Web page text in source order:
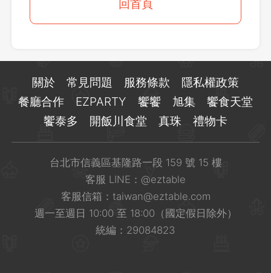
回首頁
登出
關於 常見問題 服務條款
隱私權政策
餐廳合作
EZPARTY 饗饗 旭集
饗食天堂
饗泰多
開飯川食堂 真珠 禮物卡
台北市信義區基隆路一段 159 號 15 樓
客服 LINE： @eztable
客服信箱： taiwan@eztable.com
週一至週日 10:00 至 18:00（國定假日除外）
統編：29084823